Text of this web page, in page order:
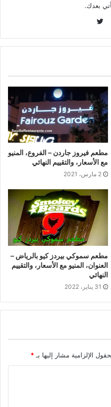
بعدك.
Facebook
مطعم فيروز جاردن – الفروع، المنيو
مع الأسعار، والتقييم النهائي
2 مارس، 2021
مطعم سموكي بيردز كيو بالرياض –
العنوان، المنيو مع الأسعار، والتقييم
النهائي
31 يناير، 2022
الإلزامية مشار إليها بـ *